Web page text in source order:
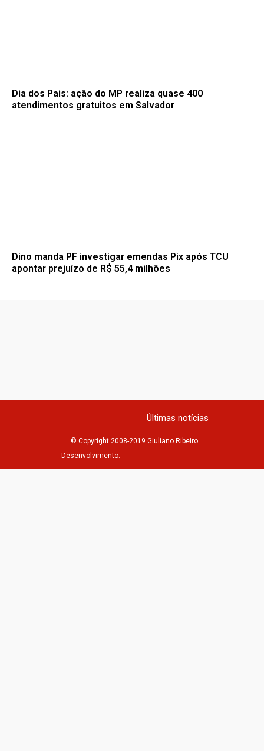
Dia dos Pais: ação do MP realiza quase 400
atendimentos gratuitos em Salvador
Dino manda PF investigar emendas Pix após TCU
apontar prejuízo de R$ 55,4 milhões
Últimas notícias
© Copyright 2008-2019 Giuliano Ribeiro
Desenvolvimento: